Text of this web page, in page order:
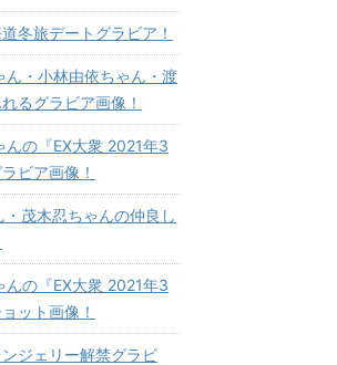
冬旅デートグラビア！
・小林由依ちゃん・渡
るグラビア画像！
の『EX大衆 2021年3
ビア画像！
茂木忍ちゃんの仲良し
の『EX大衆 2021年3
ット画像！
ジェリー解禁グラビ